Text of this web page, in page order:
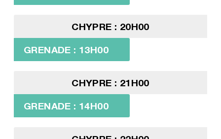
CHYPRE : 20H00
GRENADE : 13H00
CHYPRE : 21H00
GRENADE : 14H00